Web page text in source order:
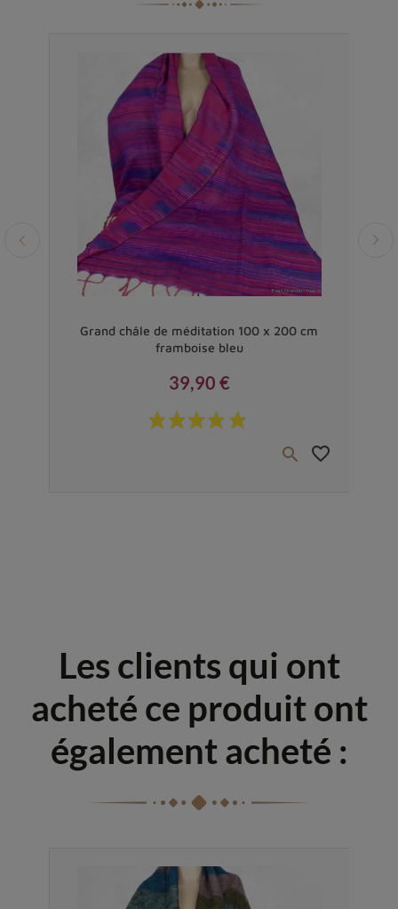
Grand châle de méditation 100 x 200 cm
framboise bleu
Prix
39,90 €
 favorite_border
Les clients qui ont
acheté ce produit ont
également acheté :